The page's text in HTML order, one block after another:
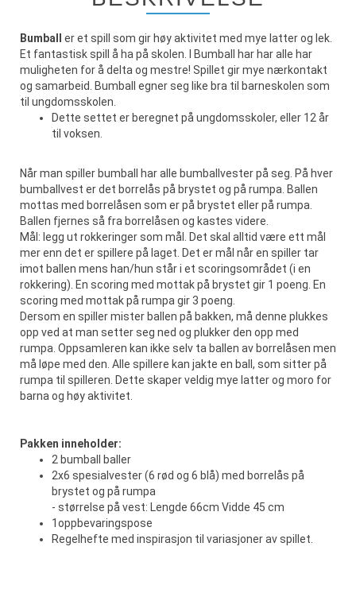
Bumball er et spill som gir høy aktivitet med mye latter og lek.
Et fantastisk spill å ha på skolen. I Bumball har har alle har
muligheten for å delta og mestre! Spillet gir mye nærkontakt
og samarbeid. Bumball egner seg like bra til barneskolen som
til ungdomsskolen.
Dette settet er beregnet på ungdomsskoler, eller 12 år
til voksen.
Når man spiller bumball har alle bumballvester på seg. På hver
bumballvest er det borrelås på brystet og på rumpa. Ballen
mottas med borrelåsen som er på brystet eller på rumpa.
Ballen fjernes så fra borrelåsen og kastes videre.
Mål: legg ut rokkeringer som mål. Det skal alltid være ett mål
mer enn det er spillere på laget. Det er mål når en spiller tar
imot ballen mens han/hun står i et scoringsområdet (i en
rokkering). En scoring med mottak på brystet gir 1 poeng. En
scoring med mottak på rumpa gir 3 poeng.
Dersom en spiller mister ballen på bakken, må denne plukkes
opp ved at man setter seg ned og plukker den opp med
rumpa. Oppsamleren kan ikke selv ta ballen av borrelåsen men
må løpe med den. Alle spillere kan jakte en ball, som sitter på
rumpa til spilleren. Dette skaper veldig mye latter og moro for
barna og høy aktivitet.
Pakken inneholder:
2 bumball baller
2x6 spesialvester (6 rød og 6 blå) med borrelås på
brystet og på rumpa
- størrelse på vest: Lengde 66cm Vidde 45 cm
1oppbevaringspose
Regelhefte med inspirasjon til variasjoner av spillet.